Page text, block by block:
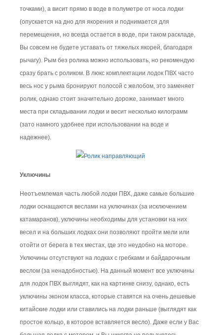
точками), а висит прямо в воде в полуметре от носа лодки
(опускается на дно для якорения и поднимается для
перемещения, но всегда остается в воде, при таком раскладе,
Вы совсем не будете уставать от тяжелых якорей, благодаря
рычагу). Рым без ролика можно использовать, но рекомендую
сразу брать с роликом. В люкс комплектации лодок ПВХ часто
весь нос у рыма бронируют полосой с желобом, это заменяет
ролик, однако стоит значительно дороже, занимает много
места при складывании лодки и весит несколько килограмм
(зато намного удобнее при использовании на воде и
надежнее).
Уключины
Неотъемлемая часть любой лодки ПВХ, даже самые большие
лодки оснащаются веслами на уключинах (за исключением
катамаранов), уключины необходимы для установки на них
весел и на больших лодках они позволяют пройти мели или
отойти от берега в тех местах, где это неудобно на моторе.
Уключины отсутствуют на лодках с гребками и байдарочным
веслом (за ненадобностью). На данный момент все уключины
для лодок ПВХ выглядят, как на картинке снизу, однако, есть
уключины эконом класса, которые ставятся на очень дешевые
китайские лодки или ставились на лодки раньше (выглядят как
простое кольцо, в которое вставляется весло). Даже если у Вас